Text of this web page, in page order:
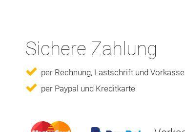
Sichere Zahlung
per Rechnung, Lastschrift und Vorkasse
per Paypal und Kreditkarte